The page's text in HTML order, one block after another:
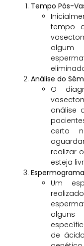
Tempo Pós-
tempo
Análise do
O
análise
certo
realizar
esteja
Um
alguns
de